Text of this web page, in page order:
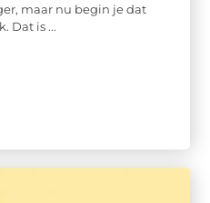
maar nu begin je dat
Dat is ...